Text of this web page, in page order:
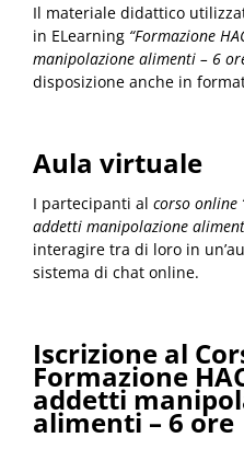
Il materiale didattico
in ELearning “Formazione
manipolazione alimenti – 6
disposizione anche in
Aula virtuale
I partecipanti al corso online
addetti manipolazione
interagire tra di loro in
sistema di chat online.
Iscrizione al
Formazione
addetti
alimenti – 6 ore